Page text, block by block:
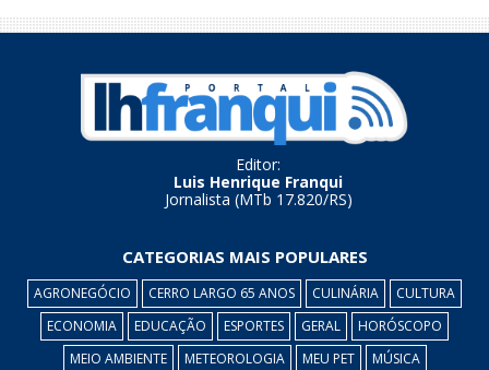
Editor:
Luis Henrique Franqui
Jornalista (MTb 17.820/RS)
CATEGORIAS MAIS POPULARES
AGRONEGÓCIO CERRO LARGO 65 ANOS CULINÁRIA
CULTURA
ECONOMIA
EDUCAÇÃO ESPORTES GERAL
HORÓSCOPO
MEIO AMBIENTE
METEOROLOGIA MEU PET MÚSICA